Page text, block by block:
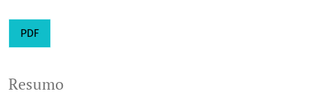
PDF
Resumo